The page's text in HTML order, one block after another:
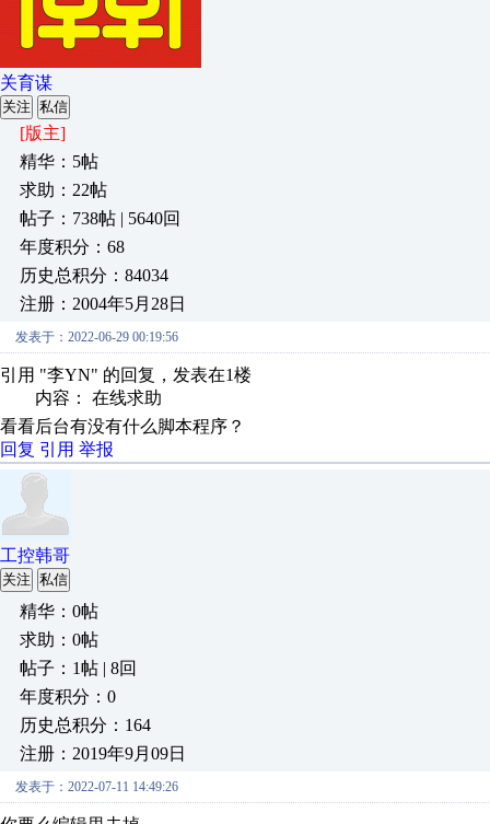
关育谋
关注 私信
[版主]
精华：5帖
求助：22帖
帖子：738帖 | 5640回
年度积分：68
历史总积分：84034
注册：2004年5月28日
发表于：2022-06-29 00:19:56
引用 "李YN" 的回复，发表在1楼
内容： 在线求助
看看后台有没有什么脚本程序？
回复 引用 举报
工控韩哥
关注 私信
精华：0帖
求助：0帖
帖子：1帖 | 8回
年度积分：0
历史总积分：164
注册：2019年9月09日
发表于：2022-07-11 14:49:26